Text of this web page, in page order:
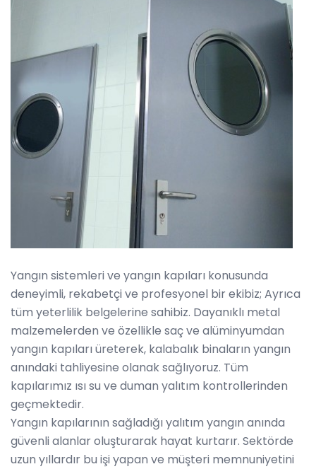
Yangın sistemleri ve yangın kapıları konusunda
deneyimli, rekabetçi ve profesyonel bir ekibiz; Ayrıca
tüm yeterlilik belgelerine sahibiz. Dayanıklı metal
malzemelerden ve özellikle saç ve alüminyumdan
yangın kapıları üreterek, kalabalık binaların yangın
anındaki tahliyesine olanak sağlıyoruz. Tüm
kapılarımız ısı su ve duman yalıtım kontrollerinden
geçmektedir.
Yangın kapılarının sağladığı yalıtım yangın anında
güvenli alanlar oluşturarak hayat kurtarır. Sektörde
uzun yıllardır bu işi yapan ve müşteri memnuniyetini